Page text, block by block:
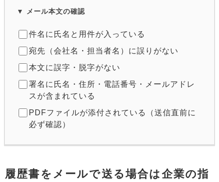
▼ メール本文の確認
件名に氏名と用件が入っている
宛先（会社名・担当者名）に誤りがない
本文に誤字・脱字がない
署名に氏名・住所・電話番号・メールアドレ
スが含まれている
PDFファイルが添付されている（送信直前に
必ず確認）
履歴書をメールで送る場合は企業の指